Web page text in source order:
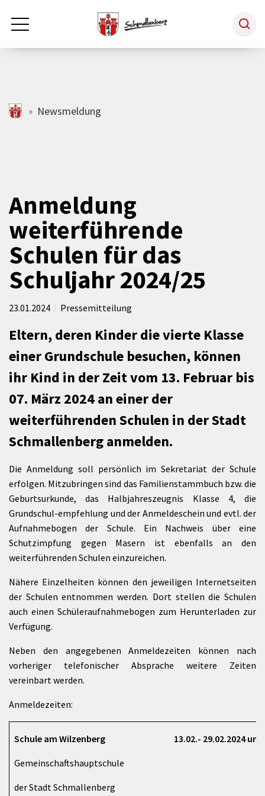
Zum Hauptinhalt springen
Rathaus & Politik
Freizeit & Kultur
Wirtschaft
schmallenberg.de
Newsmeldung
Anmeldung
weiterführende
Schulen für das
Schuljahr 2024/25
23.01.2024 Pressemitteilung
Eltern, deren Kinder die vierte Klasse
einer Grundschule besuchen, können
ihr Kind in der Zeit vom 13. Februar bis
07. März 2024 an einer der
weiterführenden Schulen in der Stadt
Schmallenberg anmelden.
Die Anmeldung soll persönlich im Sekretariat der Schule
erfolgen. Mitzubringen sind das Familienstammbuch bzw. die
Geburtsurkunde, das Halbjahreszeugnis Klasse 4, die
Grundschul-empfehlung und der Anmeldeschein und evtl. der
Aufnahmebogen der Schule. Ein Nachweis über eine
Schutzimpfung gegen Masern ist ebenfalls an den
weiterführenden Schulen einzureichen.
Nähere Einzelheiten können den jeweiligen Internetseiten
der Schulen entnommen werden. Dort stellen die Schulen
auch einen Schüleraufnahmebogen zum Herunterladen zur
Verfügung.
Neben den angegebenen Anmeldezeiten können nach
vorheriger telefonischer Absprache weitere Zeiten
vereinbart werden.
Anmeldezeiten:
Schule am Wilzenberg
Gemeinschaftshauptschule
der Stadt Schmallenberg
13.02.- 29.02.2024